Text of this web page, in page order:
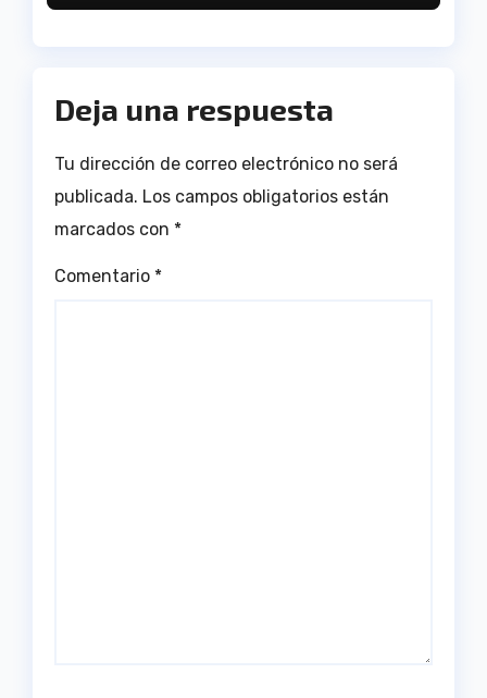
Deja una respuesta
Tu dirección de correo electrónico no será
publicada. Los campos obligatorios están
marcados con *
Comentario *